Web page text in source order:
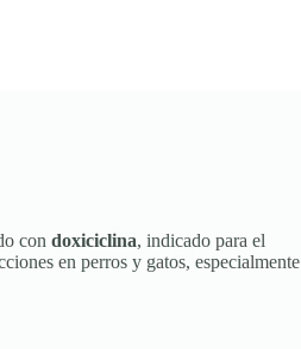
con doxiciclina, indicado para el
en perros y gatos, especialmente